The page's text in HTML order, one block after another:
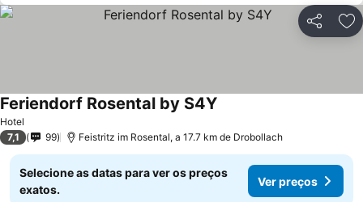
Partilhar
Hotel
Feriendorf Rosental by S4Y
7,1 99 Feistritz im Rosental, a 17.7 km de Drobollach
Selecione as datas para ver os preços
exatos.
Ver preços